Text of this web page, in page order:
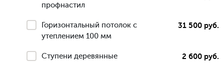
профнастил
Горизонтальный потолок с
утеплением 100 мм
31 500 руб.
Ступени деревянные 2 600 руб.